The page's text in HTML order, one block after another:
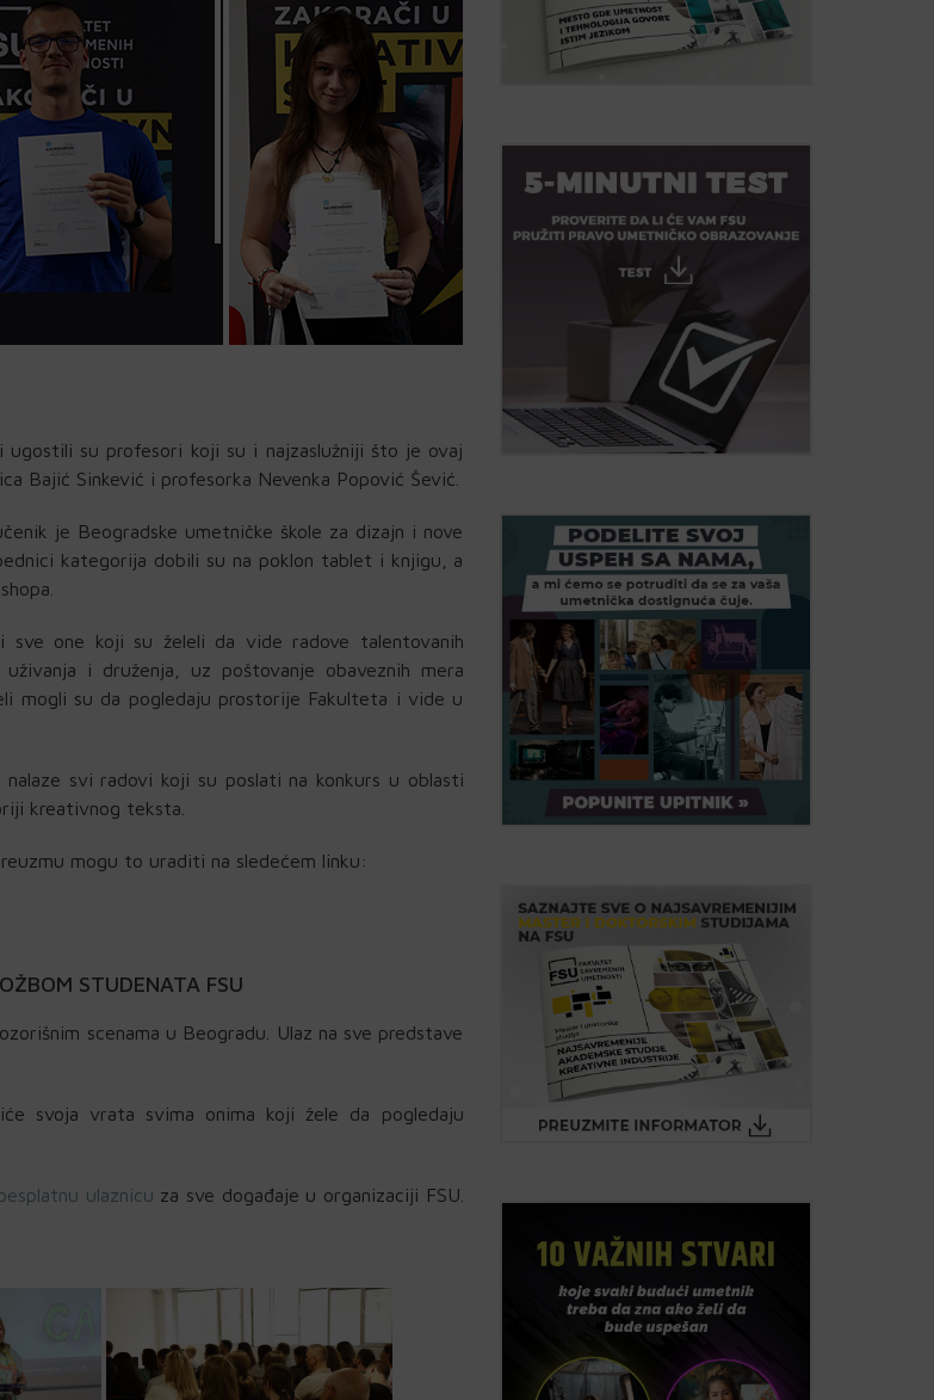
ugostili su profesori koji su i najzaslužniji što je ovaj
Bajić Sinkević i profesorka Nevenka Popović Šević.
je Beogradske umetničke škole za dizajn i nove
kategorija dobili su na poklon tablet i knjigu, a
sve one koji su želeli da vide radove talentovanih
i druženja, uz poštovanje obaveznih mera
mogli su da pogledaju prostorije Fakulteta i vide u
svi radovi koji su poslati na konkurs u oblasti
kreativnog teksta.
mogu to uraditi na sledećem linku:
STUDENATA FSU
scenama u Beogradu. Ulaz na sve predstave
svoja vrata svima onima koji žele da pogledaju
ulaznicu za sve događaje u organizaciji FSU.